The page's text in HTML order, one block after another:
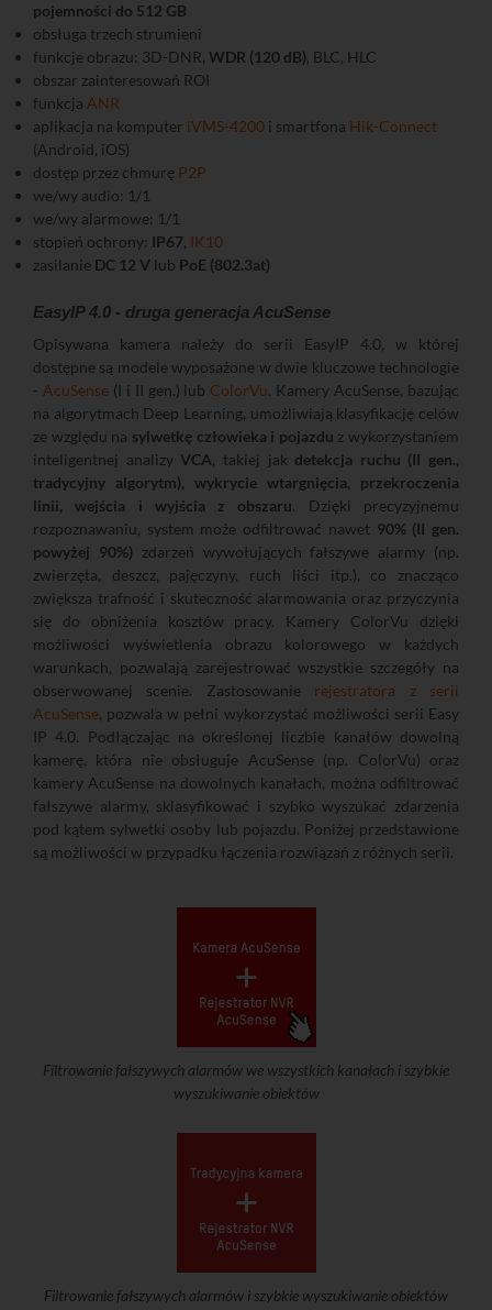
pojemności do 512 GB
obsługa trzech strumieni
funkcje obrazu: 3D-DNR, WDR (120 dB), BLC, HLC
obszar zainteresowań ROI
funkcja ANR
aplikacja na komputer iVMS-4200 i smartfona Hik-Connect
(Android, iOS)
dostęp przez chmurę P2P
we/wy audio: 1/1
we/wy alarmowe: 1/1
stopień ochrony: IP67, IK10
zasilanie DC 12 V lub PoE (802.3at)
EasyIP 4.0 - druga generacja AcuSense
Opisywana kamera należy do serii EasyIP 4.0, w której
dostępne są modele wyposażone w dwie kluczowe technologie
- AcuSense(I i II gen.) lub ColorVu. Kamery AcuSense, bazując
na algorytmach Deep Learning, umożliwiają klasyfikację celów
ze względu na sylwetkę człowieka i pojazdu z wykorzystaniem
inteligentnej analizyVCA, takiej jak detekcja ruchu (II gen.,
tradycyjny algorytm), wykrycie wtargnięcia, przekroczenia
linii, wejścia i wyjścia z obszaru. Dzięki precyzyjnemu
rozpoznawaniu, system może odfiltrować nawet 90% (II gen.
powyżej 90%) zdarzeń wywołujących fałszywe alarmy (np.
zwierzęta, deszcz, pajęczyny, ruch liści itp.), co znacząco
zwiększa trafność i skuteczność alarmowania oraz przyczynia
się do obniżenia kosztów pracy. Kamery ColorVu dzięki
możliwości wyświetlenia obrazu kolorowego w każdych
warunkach, pozwalają zarejestrować wszystkie szczegóły na
obserwowanej scenie. Zastosowanie rejestratora z serii
AcuSense, pozwala w pełni wykorzystać możliwości serii Easy
IP 4.0. Podłączając na określonej liczbie kanałów dowolną
kamerę, która nie obsługuje AcuSense (np. ColorVu) oraz
kamery AcuSense na dowolnych kanałach, można odfiltrować
fałszywe alarmy, sklasyfikować i szybko wyszukać zdarzenia
pod kątem sylwetki osoby lub pojazdu. Poniżej przedstawione
są możliwości w przypadku łączenia rozwiązań z różnych serii.
Filtrowanie fałszywych alarmów we wszystkich kanałach i szybkie
wyszukiwanie obiektów
Filtrowanie fałszywych alarmów i szybkie wyszukiwanie obiektów